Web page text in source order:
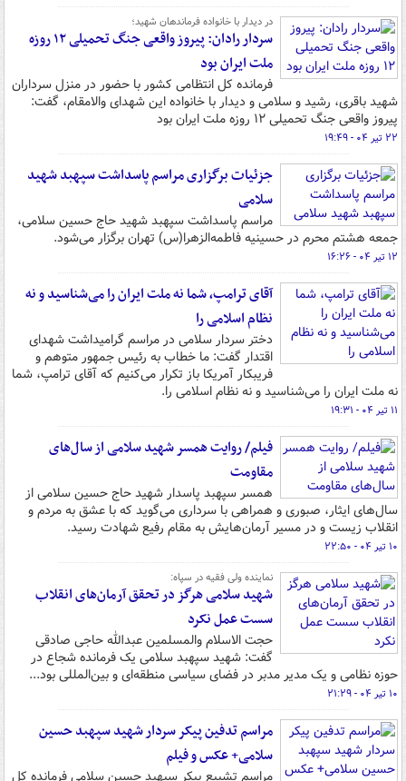
در دیدار با خانواده فرماندهان شهید؛
سردار رادان: پیروز واقعی جنگ تحمیلی ۱۲ روزه
ملت ایران بود
فرمانده کل انتظامی کشور با حضور در منزل سرداران
شهید باقری، رشید و سلامی و دیدار با خانواده این شهدای والامقام، گفت:
پیروز واقعی جنگ تحمیلی ۱۲ روزه ملت ایران بود
۲۲ تیر ۰۴ - ۱۹:۴۹
جزئیات برگزاری مراسم پاسداشت سپهبد شهید
سلامی
مراسم پاسداشت سپهبد شهید حاج حسین سلامی،
جمعه هشتم محرم در حسینیه فاطمه‌الزهرا(س) تهران برگزار می‌شود.
۱۲ تیر ۰۴ - ۱۶:۲۶
آقای ترامپ، شما نه ملت ایران را می‌شناسید و نه
نظام اسلامی را
دختر سردار سلامی در مراسم گرامیداشت شهدای
اقتدار گفت: ما خطاب به رئیس جمهور متوهم و
فریبکار آمریکا باز تکرار می‌کنیم که آقای ترامپ، شما
نه ملت ایران را می‌شناسید و نه نظام اسلامی را.
۱۱ تیر ۰۴ - ۱۹:۳۱
فیلم/ روایت همسر شهید سلامی از سال‌های
مقاومت
همسر سپهبد پاسدار شهید حاج حسین سلامی از
سال‌های ایثار، صبوری و همراهی با سرداری می‌گوید که با عشق به مردم و
انقلاب زیست و در مسیر آرمان‌هایش به مقام رفیع شهادت رسید.
۱۰ تیر ۰۴ - ۲۲:۵۰
نماینده ولی فقیه در سپاه:
شهید سلامی هرگز در تحقق آرمان‌های انقلاب
سست عمل نکرد
حجت الاسلام والمسلمین عبدالله حاجی صادقی
گفت: شهید سپهبد سلامی یک فرمانده شجاع در
حوزه نظامی و یک مدیر مدبر در فضای سیاسی منطقه‌ای و بین‌المللی بود...
۱۰ تیر ۰۴ - ۲۱:۲۹
مراسم تدفین پیکر سردار شهید سپهبد حسین
سلامی+ عکس و فیلم
مراسم تشییع پیکر سپهبد حسین سلامی فرمانده کل